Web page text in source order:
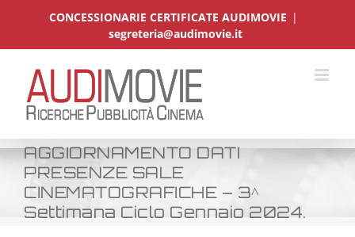
CONCESSIONARIE CERTIFICATE AUDIMOVIE |
segreteria@audimovie.it
AGGIORNAMENTO DATI
PRESENZE SALE
CINEMATOGRAFICHE – 3^
Settimana Ciclo Gennaio 2024.